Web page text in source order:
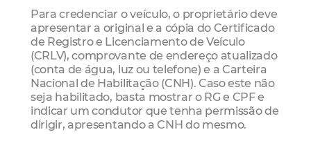
Para credenciar o veículo, o proprietário deve
apresentar a original e a cópia do Certificado
de Registro e Licenciamento de Veículo
(CRLV), comprovante de endereço atualizado
(conta de água, luz ou telefone) e a Carteira
Nacional de Habilitação (CNH). Caso este não
seja habilitado, basta mostrar o RG e CPF e
indicar um condutor que tenha permissão de
dirigir, apresentando a CNH do mesmo.